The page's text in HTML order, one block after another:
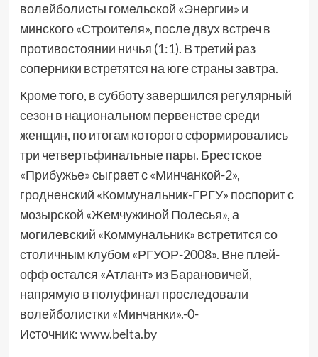
волейболисты гомельской «Энергии» и
минского «Строителя», после двух встреч в
противостоянии ничья (1:1). В третий раз
соперники встретятся на юге страны завтра.
Кроме того, в субботу завершился регулярный
сезон в национальном первенстве среди
женщин, по итогам которого сформировались
три четвертьфинальные пары. Брестское
«Прибужье» сыграет с «Минчанкой-2»,
гродненский «Коммунальник-ГРГУ» поспорит с
мозырской «Жемчужиной Полесья», а
могилевский «Коммунальник» встретится со
столичным клубом «РГУОР-2008». Вне плей-
офф остался «Атлант» из Барановичей,
напрямую в полуфинал проследовали
волейболистки «Минчанки».-0-
Источник:www.belta.by